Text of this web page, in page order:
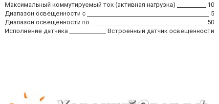
Максимальный коммутируемый ток (активная нагрузка)
10
Диапазон освещенности с
5
Диапазон освещенности по
50
Исполнение датчика
Встроенный датчик освещенности